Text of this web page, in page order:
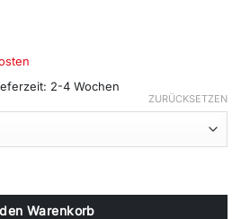
2-4 Wochen
ZURÜCKSETZEN
Links / Dreh Kipp Rechts (DL/DKR),
Warenkorb